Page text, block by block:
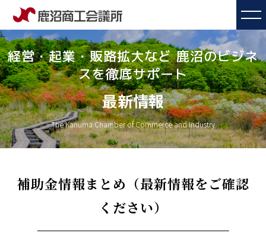
経営・起業・販路拡大など 鹿沼のビジネ
スを徹底サポート
最新情報
The Kanuma Chamber of Commerce and Industry
補助金情報まとめ（最新情報をご確認
ください）